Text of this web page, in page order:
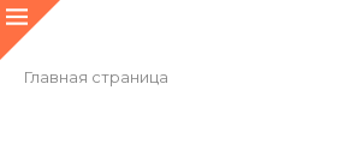
Главная страница